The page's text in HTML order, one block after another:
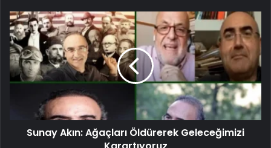
Sunay Akın: Ağaçları Öldürerek Geleceğimizi